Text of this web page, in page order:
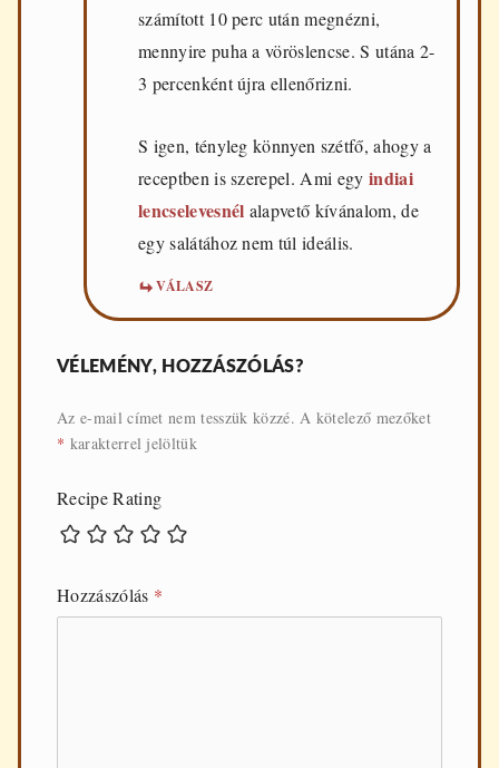
számított 10 perc után megnézni,
mennyire puha a vöröslencse. S utána 2-
3 percenként újra ellenőrizni.
S igen, tényleg könnyen szétfő, ahogy a
receptben is szerepel. Ami egy indiai
lencselevesnél alapvető kívánalom, de
egy salátához nem túl ideális.
VÁLASZ
VÉLEMÉNY, HOZZÁSZÓLÁS?
Az e-mail címet nem tesszük közzé. A kötelező mezőket
* karakterrel jelöltük
Recipe Rating
Hozzászólás *